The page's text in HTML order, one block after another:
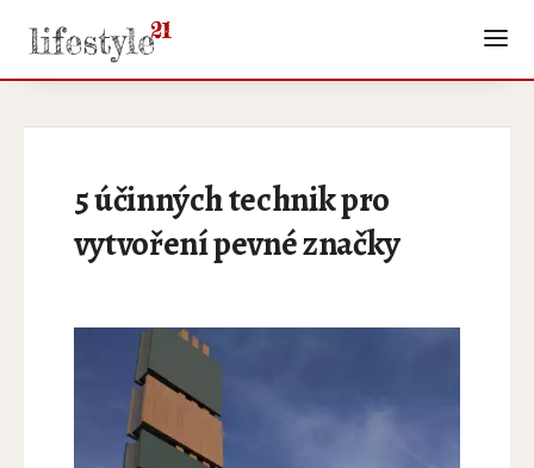
5 účinných technik pro
vytvoření pevné značky